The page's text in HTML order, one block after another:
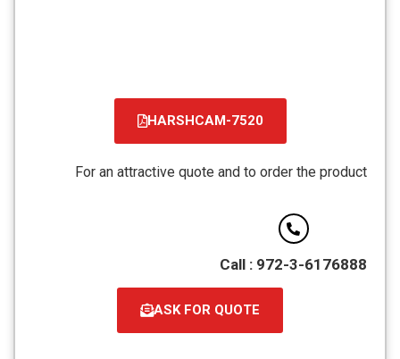
HARSHCAM-7520
קובץ
PDF
For an attractive quote and to order the product
Call : 972-3-6176888
ASK FOR QUOTE